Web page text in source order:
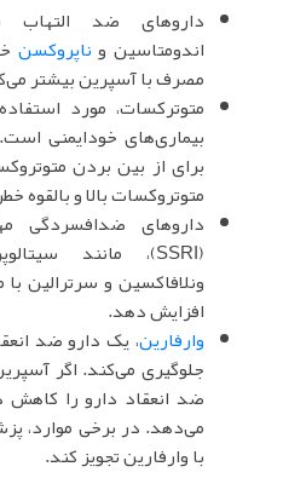
داروهای ضد التهاب
اندومتاسین و ناپروکسن
مصرف با آسپرین بیشتر
متوترکسات، مورد
بیماری‌های خودایمنی
برای از بین بردن
متوتروکسات بالا و بالقوه
داروهای ضدافسردگی
(SSRI)، مانند سیتالوپرام،
ونلافاکسین و سرترالین
افزایش دهد.
وارفارین، یک دارو ضد
جلوگیری می‌کند. اگر
ضد انعقاد دارو را
می‌دهد. در برخی موارد،
با وارفارین تجویز کند.